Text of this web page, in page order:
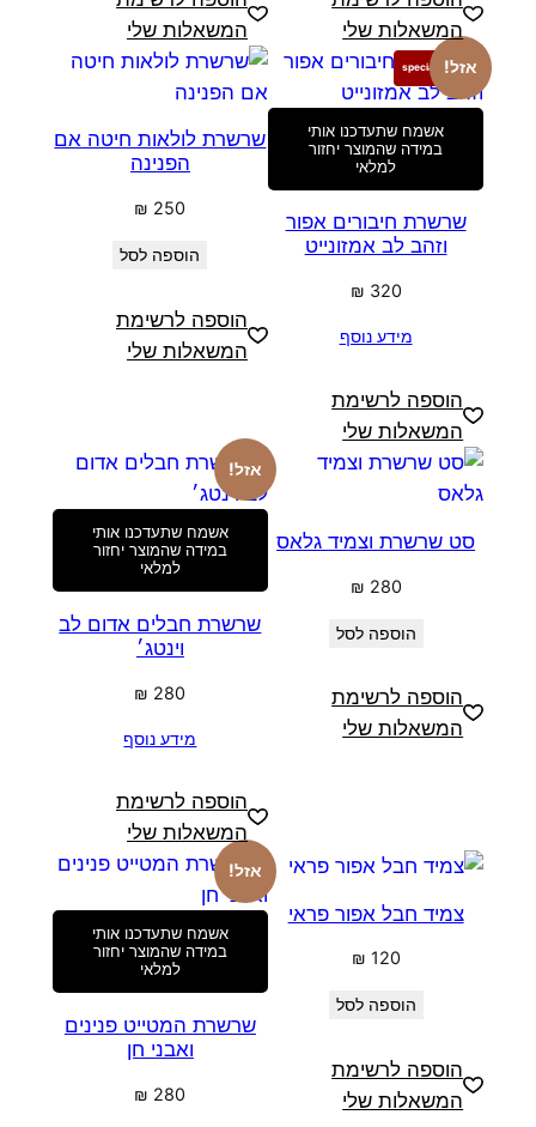
המשאלות שלי
המשאלות שלי
special edition
אזל!
אשמח שתעדכנו אותי
במידה שהמוצר יחזור
למלאי
שרשרת חיבורים אפור
וזהב לב אמזונייט
₪ 320
מידע נוסף
הוספה לרשימת
המשאלות שלי
שרשרת לולאות חיטה אם
הפנינה
₪ 250
הוספה לסל
הוספה לרשימת
המשאלות שלי
סט שרשרת וצמיד גלאס
₪ 280
הוספה לסל
הוספה לרשימת
המשאלות שלי
אזל!
אשמח שתעדכנו אותי
במידה שהמוצר יחזור
למלאי
שרשרת חבלים אדום לב
וינטג׳
₪ 280
מידע נוסף
הוספה לרשימת
המשאלות שלי
צמיד חבל אפור פראי
₪ 120
הוספה לסל
הוספה לרשימת
המשאלות שלי
אזל!
אשמח שתעדכנו אותי
במידה שהמוצר יחזור
למלאי
שרשרת המטייט פנינים
ואבני חן
₪ 280